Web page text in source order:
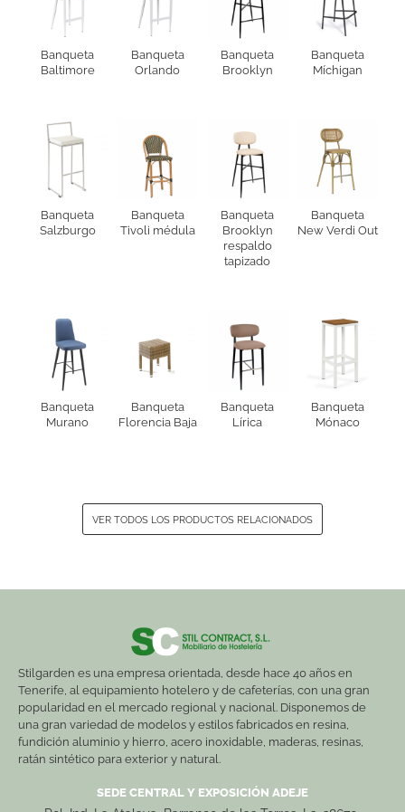
Banqueta
Baltimore
Banqueta
Orlando
Banqueta
Brooklyn
Banqueta
Míchigan
Banqueta
Salzburgo
Banqueta
Tivoli médula
Banqueta
Brooklyn
respaldo
tapizado
Banqueta
New Verdi Out
Banqueta
Murano
Banqueta
Florencia Baja
Banqueta
Lírica
Banqueta
Mónaco
VER TODOS LOS PRODUCTOS RELACIONADOS
Stilgarden es una empresa orientada, desde hace 40 años en
Tenerife, al equipamiento hotelero y de cafeterías, con una gran
popularidad en el mercado regional y nacional. Disponemos de
una gran variedad de modelos y estilos fabricados en resina,
fundición aluminio y hierro, acero inoxidable, maderas, resinas,
ratán sintético para exterior y natural.
SEDE CENTRAL Y EXPOSICIÓN ADEJE